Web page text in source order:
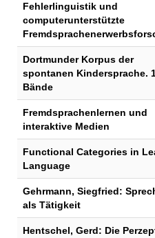
Fehlerlinguistik und
computerunterstützte
Dortmunder Korpus der
spontanen Kindersprache.
Bände
Fremdsprachenlernen und
interaktive Medien
Functional Categories in
Language
Gehrmann, Siegfried:
als Tätigkeit
Hentschel, Gerd: Die